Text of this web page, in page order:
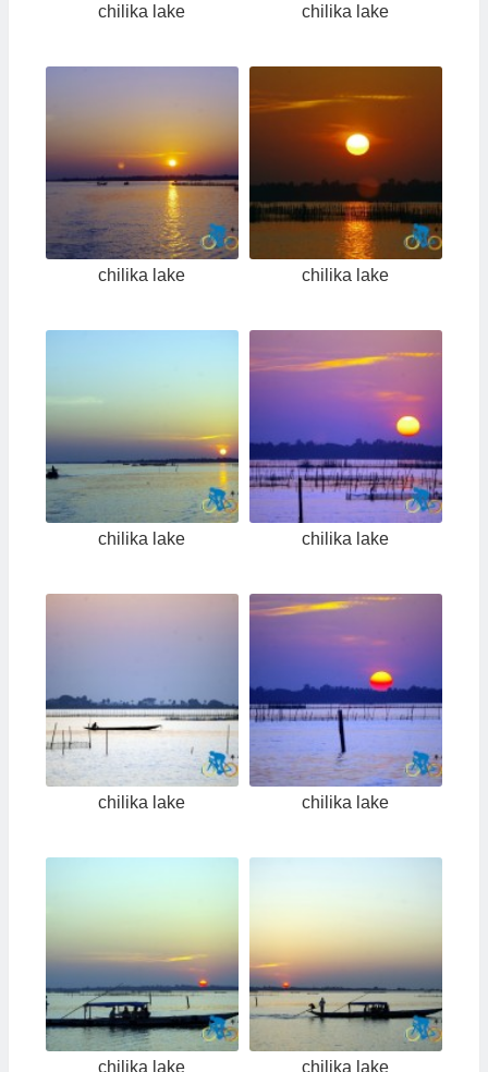
chilika lake chilika lake
chilika lake chilika lake
chilika lake chilika lake
chilika lake chilika lake
chilika lake chilika lake